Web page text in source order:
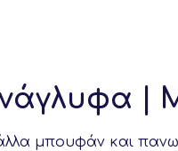
|
μπουφάν και